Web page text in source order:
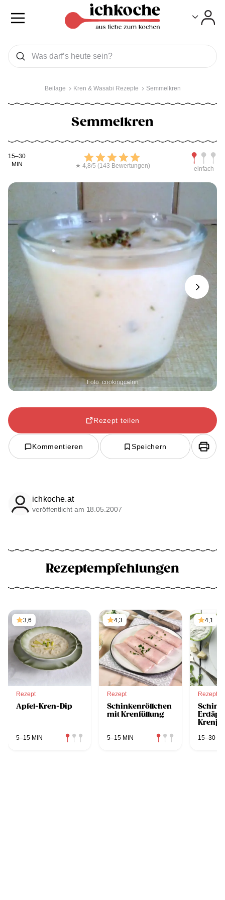
Was wollen Sie suchen
Suchen
Beilage Kren & Wasabi Rezepte Semmelkren
Semmelkren
Kochdauer
15–30
MIN
Bewerten
★ 4,8/5 (143 Bewertungen) einfach
Foto: cookingcatrin
Next
Rezept teilen
Kommentieren Speichern
ichkoche.at
veröffentlicht am 18.05.2007
Rezeptempfehlungen
3,6
Rezept
Apfel-Kren-Dip
5–15 MIN
4,3
Rezept
Schinkenröllchen
mit Krenfüllung
5–15 MIN
4,1
Rezept
15–30